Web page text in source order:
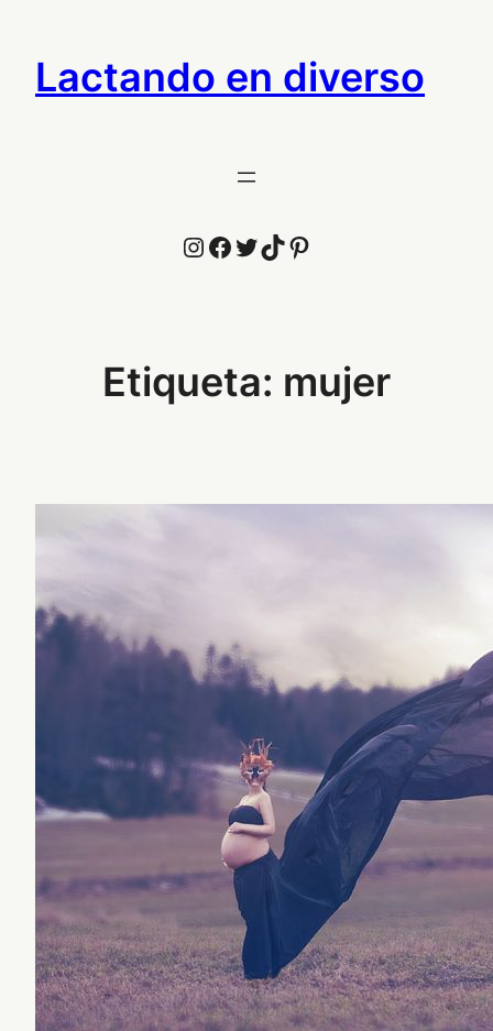
contenido
Lactando en diverso
Instagram
Facebook
Twitter
TikTok
Pinterest
Etiqueta: mujer